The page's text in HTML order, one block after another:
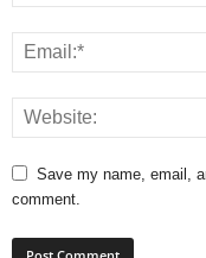
Save my name, email,
comment.